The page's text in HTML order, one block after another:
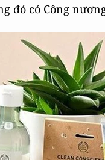
đó có Công